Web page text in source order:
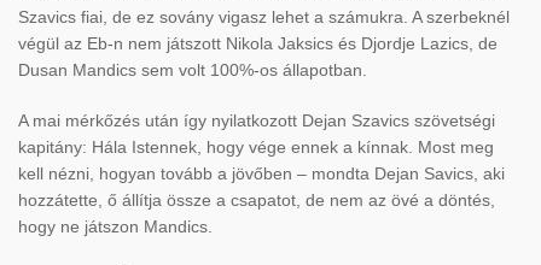
Szavics fiai, de ez sovány vigasz lehet a számukra. A szerbeknél
végül az Eb-n nem játszott Nikola Jaksics és Djordje Lazics, de
Dusan Mandics sem volt 100%-os állapotban.
A mai mérkőzés után így nyilatkozott Dejan Szavics szövetségi
kapitány: Hála Istennek, hogy vége ennek a kínnak. Most meg
kell nézni, hogyan tovább a jövőben – mondta Dejan Savics, aki
hozzátette, ő állítja össze a csapatot, de nem az övé a döntés,
hogy ne játszon Mandics.